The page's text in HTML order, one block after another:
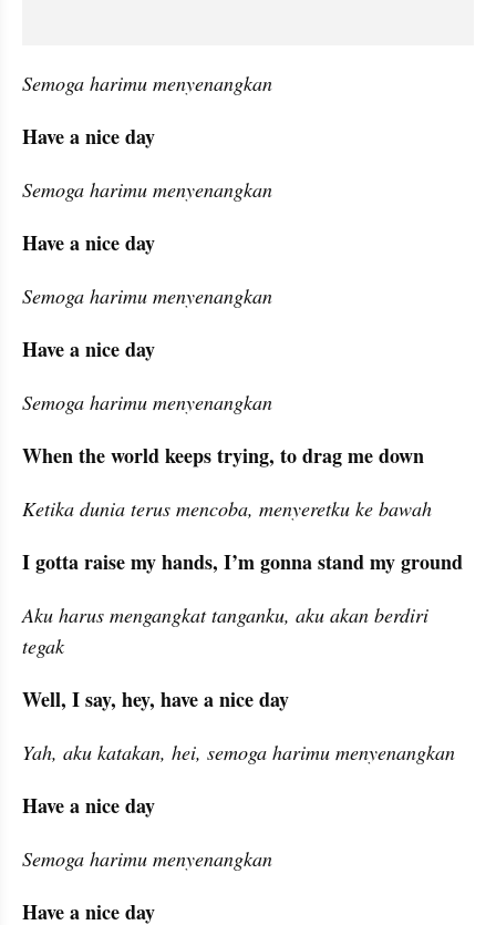
Semoga harimu menyenangkan
Have a nice day
Semoga harimu menyenangkan
Have a nice day
Semoga harimu menyenangkan
Have a nice day
Semoga harimu menyenangkan
When the world keeps trying, to drag me down
Ketika dunia terus mencoba, menyeretku ke bawah
I gotta raise my hands, I’m gonna stand my ground
Aku harus mengangkat tanganku, aku akan berdiri
tegak
Well, I say, hey, have a nice day
Yah, aku katakan, hei, semoga harimu menyenangkan
Have a nice day
Semoga harimu menyenangkan
Have a nice day